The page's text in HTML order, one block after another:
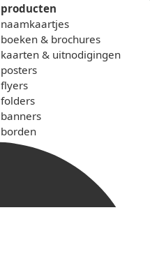
producten
naamkaartjes
boeken & brochures
kaarten & uitnodigingen
posters
flyers
folders
banners
borden